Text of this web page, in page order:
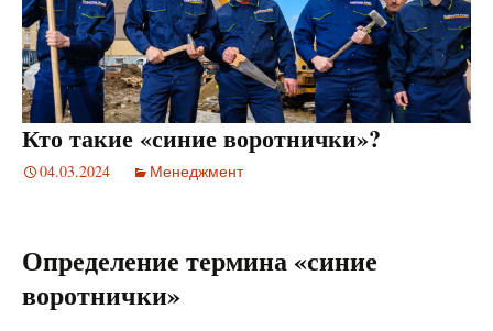
Кто такие «синие воротнички»?
04.03.2024 Менеджмент
Определение термина «синие
воротнички»